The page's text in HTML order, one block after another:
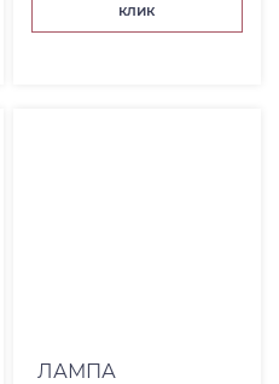
клик
ЛАМПА